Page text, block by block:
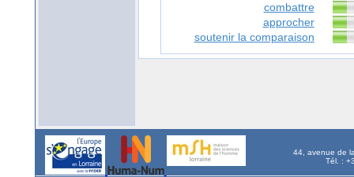
combattre
approcher
soutenir la comparaison
44, avenue de
Tél. :